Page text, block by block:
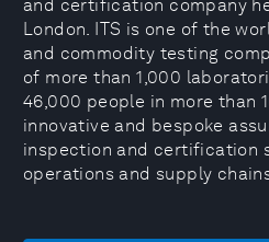
and certification company
London. ITS is one of the
and commodity testing
of more than 1,000
46,000 people in more than
innovative and bespoke
inspection and certification
operations and supply